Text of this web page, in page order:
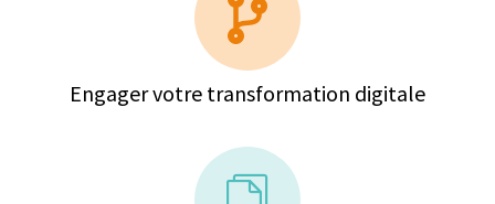
Engager votre transformation digitale